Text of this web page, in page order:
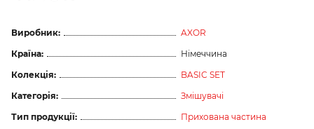
Виробник:
AXOR
Країна:
Німеччина
Колекція:
BASIC SET
Категорія:
Змішувачі
Тип продукції:
Прихована частина